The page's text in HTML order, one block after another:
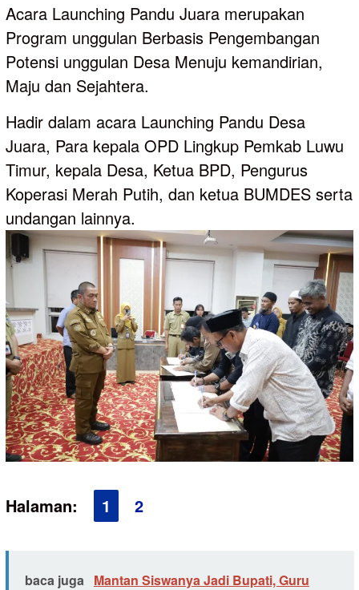
Acara Launching Pandu Juara merupakan
Program unggulan Berbasis Pengembangan
Potensi unggulan Desa Menuju kemandirian,
Maju dan Sejahtera.
Hadir dalam acara Launching Pandu Desa
Juara, Para kepala OPD Lingkup Pemkab Luwu
Timur, kepala Desa, Ketua BPD, Pengurus
Koperasi Merah Putih, dan ketua BUMDES serta
undangan lainnya.
Halaman: 1 2
baca juga Mantan Siswanya Jadi Bupati, Guru